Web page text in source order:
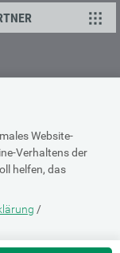
Website-
Verhaltens der
helfen, das
/
"Cookie-Erklärung"
& Sicherheit